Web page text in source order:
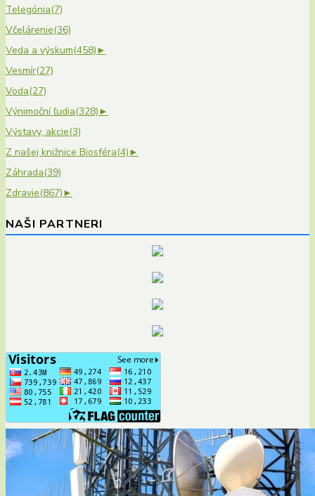
Telegónia(7)
Včelárenie(36)
Veda a výskum(458)►
Vesmír(27)
Voda(27)
Výnimoční ľudia(328)►
Výstavy, akcie(3)
Z našej knižnice Biosféra(4)►
Záhrada(39)
Zdravie(867)►
NAŠI PARTNERI